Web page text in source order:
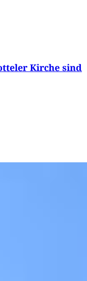
Kirche sind